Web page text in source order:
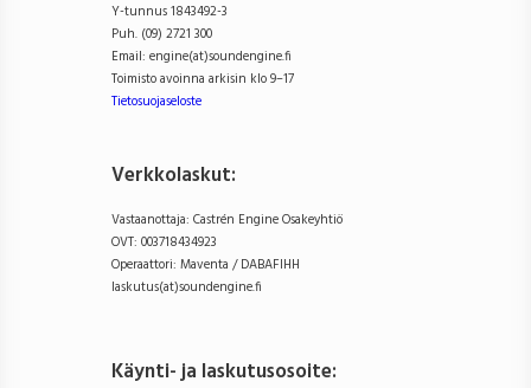
Y-tunnus 1843492-3
Puh. (09) 2721 300
Email: engine(at)soundengine.fi
Toimisto avoinna arkisin klo 9–17
Tietosuojaseloste
Verkkolaskut:
Vastaanottaja: Castrén Engine Osakeyhtiö
OVT: 003718434923
Operaattori: Maventa / DABAFIHH
laskutus(at)soundengine.fi
Käynti- ja laskutusosoite: